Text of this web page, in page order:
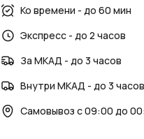
Загляните в наш блоги
интерьере. AzaliaNow
Ко времени - до 60 мин
Экспресс - до 2 часов
За МКАД - до 3 часов
Внутри МКАД - до 3 часов
Самовывоз с 09:00 до